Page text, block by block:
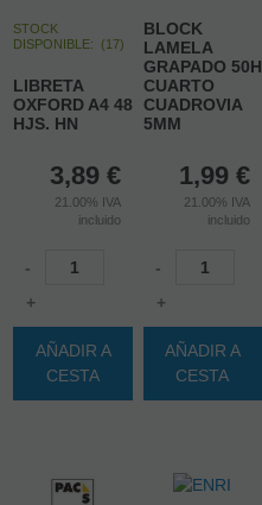
STOCK
DISPONIBLE: (17)
LIBRETA
OXFORD A4 48
HJS. HN
3,89 €
21.00% IVA
incluido
-
+
AÑADIR A
CESTA
BLOCK
LAMELA
GRAPADO 50H
CUARTO
CUADROVIA
5MM
1,99 €
21.00% IVA
incluido
-
+
AÑADIR A
CESTA